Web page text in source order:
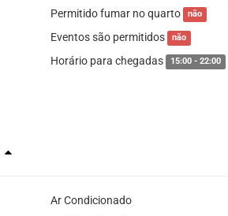
Permitido fumar no quarto não
Eventos são permitidos não
Horário para chegadas 15:00 - 22:00
Ar Condicionado